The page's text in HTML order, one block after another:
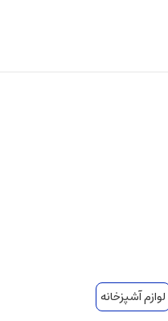
لوازم آشپزخانه